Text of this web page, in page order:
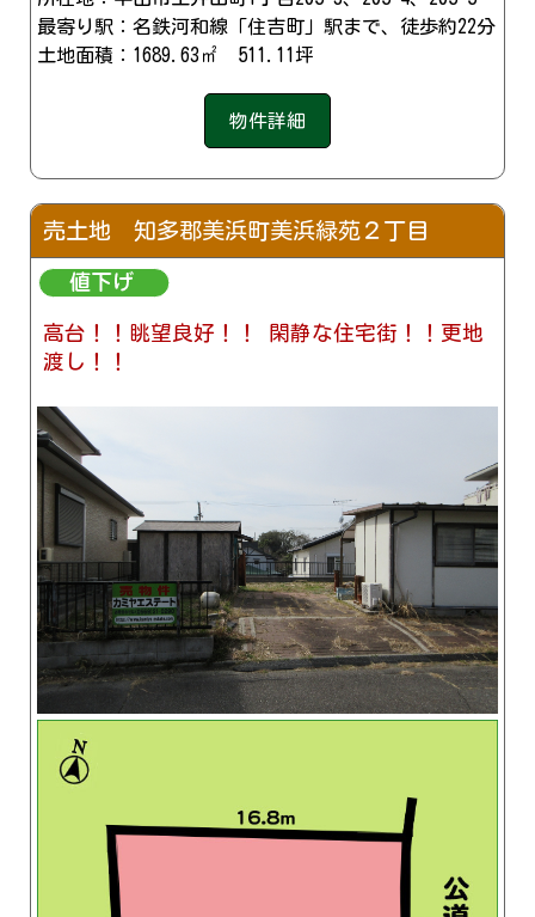
最寄り駅：名鉄河和線「住吉町」駅まで、徒歩約22分
土地面積：1689.63㎡ 511.11坪
物件詳細
売土地 知多郡美浜町美浜緑苑２丁目
高台！！眺望良好！！ 閑静な住宅街！！更地
渡し！！